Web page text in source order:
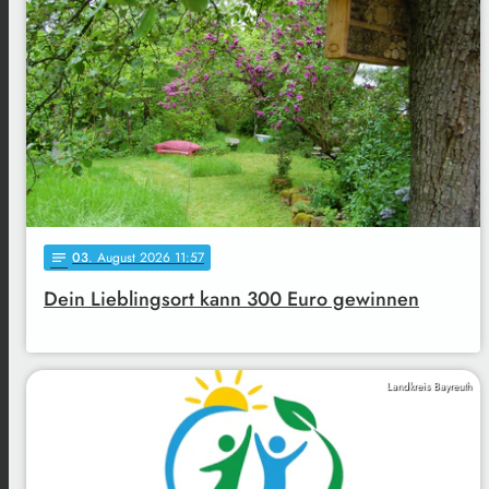
notes 03. August 2026 11:57
Dein Lieblingsort kann 300 Euro gewinnen
Landkreis Bayreuth